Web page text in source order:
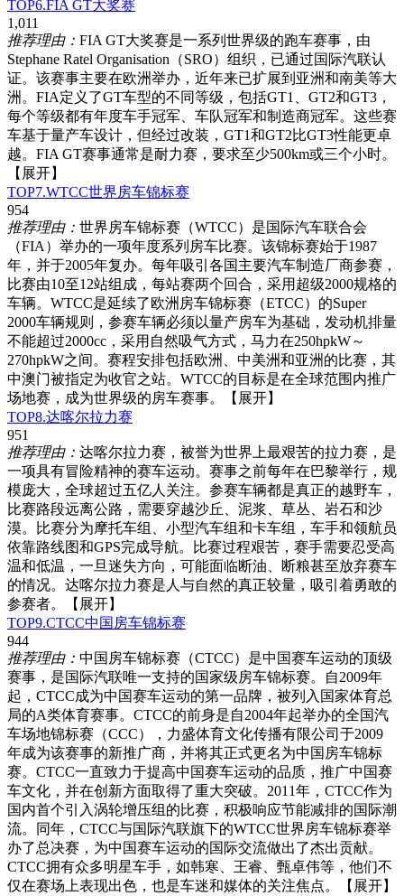
TOP6.FIA GT大奖赛
1,011
推荐理由： FIA GT大奖赛是一系列世界级的跑车赛事，由
Stephane Ratel Organisation（SRO）组织，已通过国际汽联认
证。该赛事主要在欧洲举办，近年来已扩展到亚洲和南美等大
洲。FIA定义了GT车型的不同等级，包括GT1、GT2和GT3，
每个等级都有年度车手冠军、车队冠军和制造商冠军。这些赛
车基于量产车设计，但经过改装，GT1和GT2比GT3性能更卓
越。FIA GT赛事通常是耐力赛，要求至少500km或三个小时。
【展开】
TOP7.WTCC世界房车锦标赛
954
推荐理由： 世界房车锦标赛（WTCC）是国际汽车联合会
（FIA）举办的一项年度系列房车比赛。该锦标赛始于1987
年，并于2005年复办。每年吸引各国主要汽车制造厂商参赛，
比赛由10至12站组成，每站赛两个回合，采用超级2000规格的
车辆。WTCC是延续了欧洲房车锦标赛（ETCC）的Super
2000车辆规则，参赛车辆必须以量产房车为基础，发动机排量
不能超过2000cc，采用自然吸气方式，马力在250hpkW～
270hpkW之间。赛程安排包括欧洲、中美洲和亚洲的比赛，其
中澳门被指定为收官之站。WTCC的目标是在全球范围内推广
场地赛，成为世界级的房车赛事。
【展开】
TOP8.达喀尔拉力赛
951
推荐理由： 达喀尔拉力赛，被誉为世界上最艰苦的拉力赛，是
一项具有冒险精神的赛车运动。赛事之前每年在巴黎举行，规
模庞大，全球超过五亿人关注。参赛车辆都是真正的越野车，
比赛路段远离公路，需要穿越沙丘、泥浆、草丛、岩石和沙
漠。比赛分为摩托车组、小型汽车组和卡车组，车手和领航员
依靠路线图和GPS完成导航。比赛过程艰苦，赛手需要忍受高
温和低温，一旦迷失方向，可能面临断油、断粮甚至放弃赛车
的情况。达喀尔拉力赛是人与自然的真正较量，吸引着勇敢的
参赛者。
【展开】
TOP9.CTCC中国房车锦标赛
944
推荐理由： 中国房车锦标赛（CTCC）是中国赛车运动的顶级
赛事，是国际汽联唯一支持的国家级房车锦标赛。自2009年
起，CTCC成为中国赛车运动的第一品牌，被列入国家体育总
局的A类体育赛事。CTCC的前身是自2004年起举办的全国汽
车场地锦标赛（CCC），力盛体育文化传播有限公司于2009
年成为该赛事的新推广商，并将其正式更名为中国房车锦标
赛。CTCC一直致力于提高中国赛车运动的品质，推广中国赛
车文化，并在创新方面取得了重大突破。2011年，CTCC作为
国内首个引入涡轮增压组的比赛，积极响应节能减排的国际潮
流。同年，CTCC与国际汽联旗下的WTCC世界房车锦标赛举
办了总决赛，为中国赛车运动的国际交流做出了杰出贡献。
CTCC拥有众多明星车手，如韩寒、王睿、甄卓伟等，他们不
仅在赛场上表现出色，也是车迷和媒体的关注焦点。
【展开】